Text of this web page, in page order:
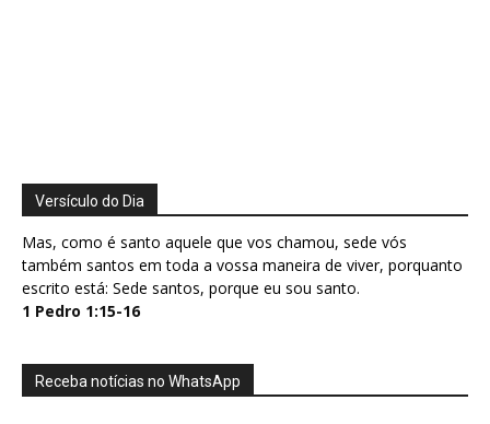
Versículo do Dia
Mas, como é santo aquele que vos chamou, sede vós
também santos em toda a vossa maneira de viver, porquanto
escrito está: Sede santos, porque eu sou santo.
1 Pedro 1:15-16
Receba notícias no WhatsApp